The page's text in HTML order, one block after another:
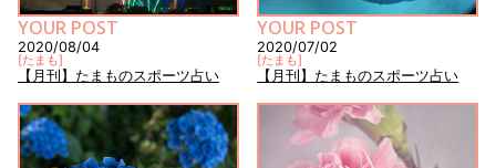
YOUR POST
2020/08/04
[たまも]
【月刊】たまものスポーツ占い
YOUR POST
2020/07/02
[たまも]
【月刊】たまものスポーツ占い